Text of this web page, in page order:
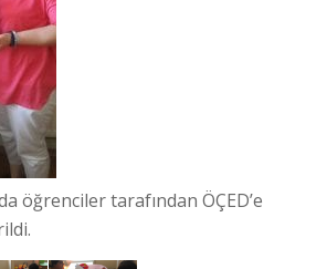
öğrenciler tarafından ÖÇED’e